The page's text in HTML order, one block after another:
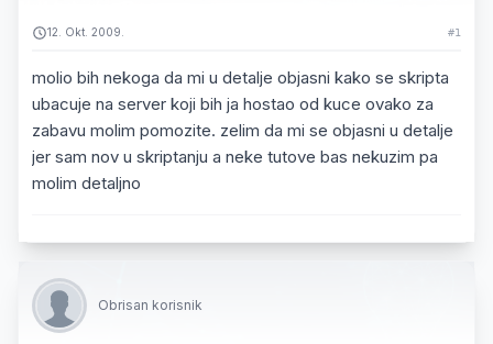
12. Okt. 2009. #1
molio bih nekoga da mi u detalje objasni kako se skripta
ubacuje na server koji bih ja hostao od kuce ovako za
zabavu molim pomozite. zelim da mi se objasni u detalje
jer sam nov u skriptanju a neke tutove bas nekuzim pa
molim detaljno
Obrisan korisnik